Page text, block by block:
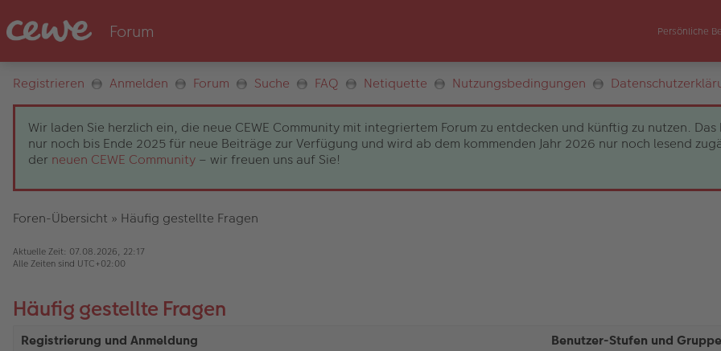
Persönliche
Registrieren Anmelden Forum Suche FAQ Netiquette Nutzungsbedingungen
Wir laden Sie herzlich ein, die neue CEWE Community mit integriertem Forum zu entdecken und künftig zu nutzen.
nur noch bis Ende 2025 für neue Beiträge zur Verfügung und wird ab dem kommenden Jahr 2026 nur noch lesend
der neuen CEWE Community – wir freuen uns auf Sie!
Foren-Übersicht » Häufig gestellte Fragen
Aktuelle Zeit: 07.08.2026, 22:17
Alle Zeiten sind UTC+02:00
Häufig gestellte Fragen
Registrierung und Anmeldung Benutzer-Stufen und